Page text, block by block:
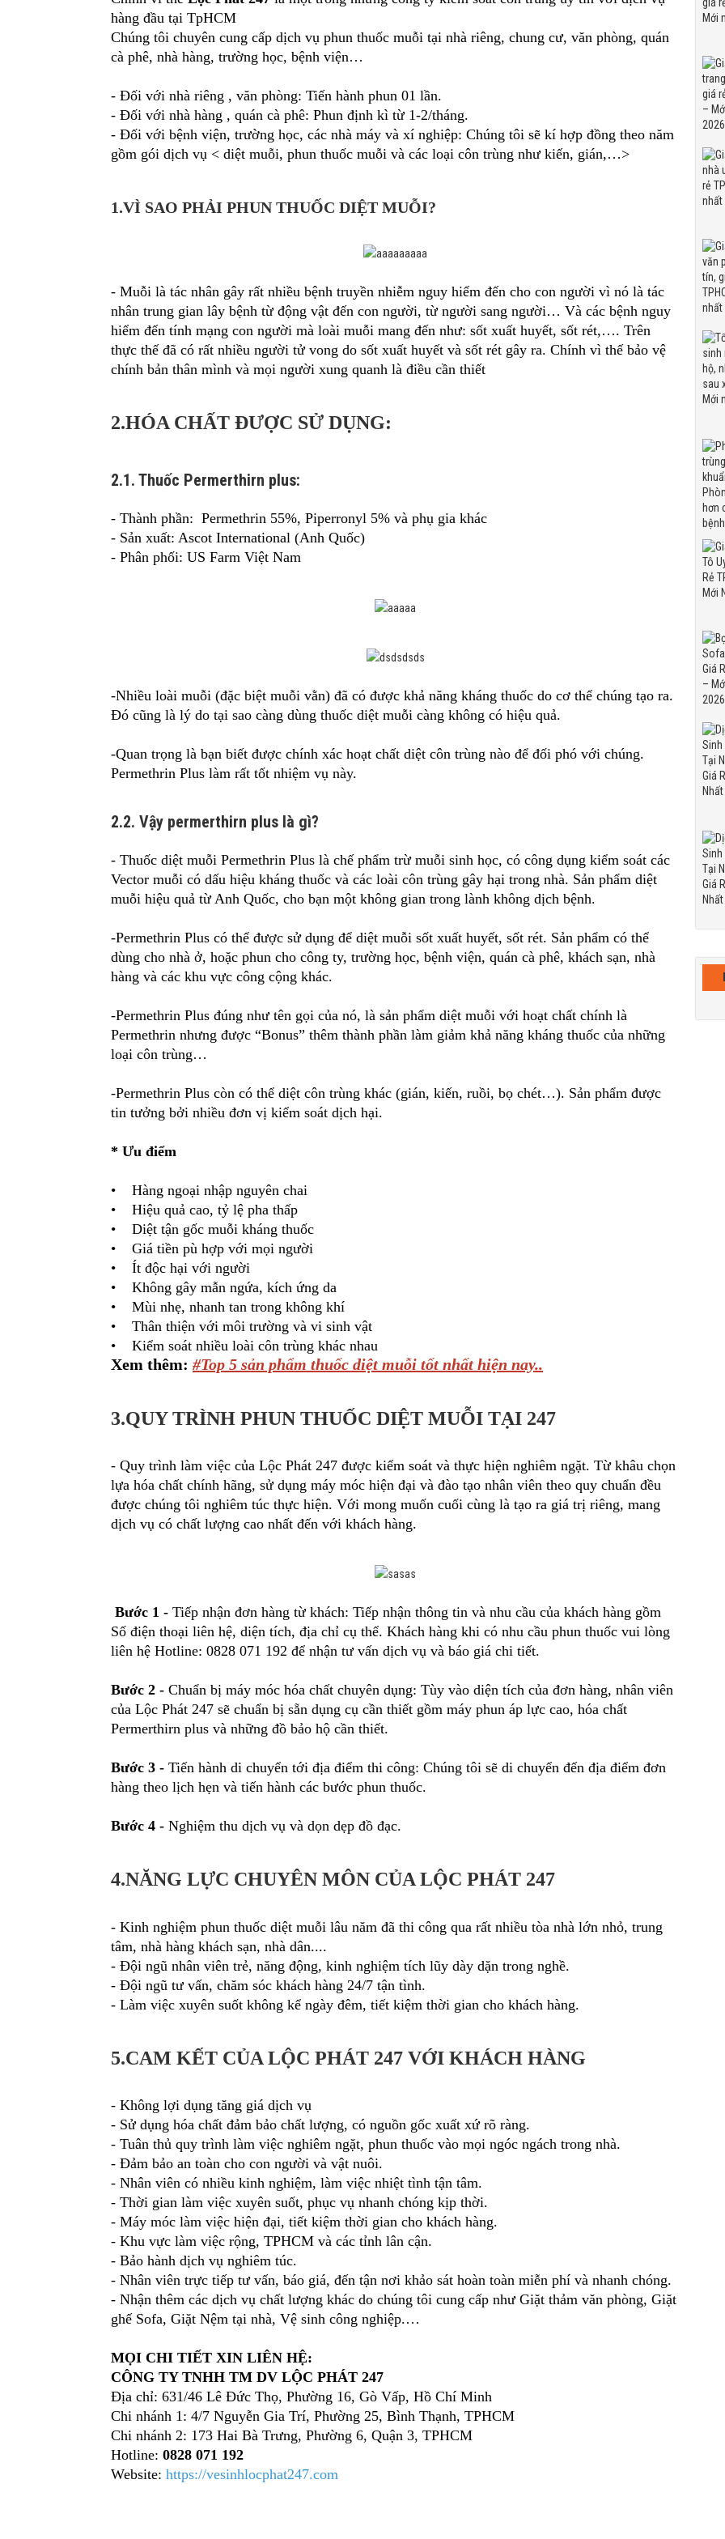
hàng đầu tại TpHCM
Chúng tôi chuyên cung cấp dịch vụ phun thuốc muỗi tại nhà riêng, chung cư, văn phòng, quán
cà phê, nhà hàng, trường học, bệnh viện…
- Đối với nhà riêng , văn phòng: Tiến hành phun 01 lần.
- Đối với nhà hàng , quán cà phê: Phun định kì từ 1-2/tháng.
- Đối với bệnh viện, trường học, các nhà máy và xí nghiệp: Chúng tôi sẽ kí hợp đồng theo năm
gồm gói dịch vụ < diệt muỗi, phun thuốc muỗi và các loại côn trùng như kiến, gián,…>
1.VÌ SAO PHẢI PHUN THUỐC DIỆT MUỖI?
- Muỗi là tác nhân gây rất nhiều bệnh truyền nhiễm nguy hiểm đến cho con người vì nó là tác
nhân trung gian lây bệnh từ động vật đến con người, từ người sang người… Và các bệnh nguy
hiểm đến tính mạng con người mà loài muỗi mang đến như: sốt xuất huyết, sốt rét,…. Trên
thực thế đã có rất nhiều người tử vong do sốt xuất huyết và sốt rét gây ra. Chính vì thế bảo vệ
chính bản thân mình và mọi người xung quanh là điều cần thiết
2.HÓA CHẤT ĐƯỢC SỬ DỤNG:
2.1. Thuốc Permerthirn plus:
- Thành phần: Permethrin 55%, Piperronyl 5% và phụ gia khác
- Sản xuất: Ascot International (Anh Quốc)
- Phân phối: US Farm Việt Nam
-Nhiều loài muỗi (đặc biệt muỗi vằn) đã có được khả năng kháng thuốc do cơ thể chúng tạo ra.
Đó cũng là lý do tại sao càng dùng thuốc diệt muỗi càng không có hiệu quả.
-Quan trọng là bạn biết được chính xác hoạt chất diệt côn trùng nào để đối phó với chúng.
Permethrin Plus làm rất tốt nhiệm vụ này.
2.2. Vậy permerthirn plus là gì?
- Thuốc diệt muỗi Permethrin Plus là chế phẩm trừ muỗi sinh học, có công dụng kiểm soát các
Vector muỗi có dấu hiệu kháng thuốc và các loài côn trùng gây hại trong nhà. Sản phẩm diệt
muỗi hiệu quả từ Anh Quốc, cho bạn một không gian trong lành không dịch bệnh.
-Permethrin Plus có thể được sử dụng để diệt muỗi sốt xuất huyết, sốt rét. Sản phẩm có thể
dùng cho nhà ở, hoặc phun cho công ty, trường học, bệnh viện, quán cà phê, khách sạn, nhà
hàng và các khu vực công cộng khác.
-Permethrin Plus đúng như tên gọi của nó, là sản phẩm diệt muỗi với hoạt chất chính là
Permethrin nhưng được “Bonus” thêm thành phần làm giảm khả năng kháng thuốc của những
loại côn trùng…
-Permethrin Plus còn có thể diệt côn trùng khác (gián, kiến, ruồi, bọ chét…). Sản phẩm được
tin tưởng bởi nhiều đơn vị kiểm soát dịch hại.
* Ưu điểm
• Hàng ngoại nhập nguyên chai
• Hiệu quả cao, tỷ lệ pha thấp
• Diệt tận gốc muỗi kháng thuốc
• Giá tiền pù hợp với mọi người
• Ít độc hại với người
• Không gây mẫn ngứa, kích ứng da
• Mùi nhẹ, nhanh tan trong không khí
• Thân thiện với môi trường và vi sinh vật
• Kiểm soát nhiều loài côn trùng khác nhau
Xem thêm: #Top 5 sản phẩm thuốc diệt muỗi tốt nhất hiện nay..
3.QUY TRÌNH PHUN THUỐC DIỆT MUỖI TẠI 247
- Quy trình làm việc của Lộc Phát 247 được kiểm soát và thực hiện nghiêm ngặt. Từ khâu chọn
lựa hóa chất chính hãng, sử dụng máy móc hiện đại và đào tạo nhân viên theo quy chuẩn đều
được chúng tôi nghiêm túc thực hiện. Với mong muốn cuối cùng là tạo ra giá trị riêng, mang
dịch vụ có chất lượng cao nhất đến với khách hàng.
Bước 1 - Tiếp nhận đơn hàng từ khách: Tiếp nhận thông tin và nhu cầu của khách hàng gồm
Số điện thoại liên hệ, diện tích, địa chỉ cụ thể. Khách hàng khi có nhu cầu phun thuốc vui lòng
liên hệ Hotline: 0828 071 192 để nhận tư vấn dịch vụ và báo giá chi tiết.
Bước 2 - Chuẩn bị máy móc hóa chất chuyên dụng: Tùy vào diện tích của đơn hàng, nhân viên
của Lộc Phát 247 sẽ chuẩn bị sẵn dụng cụ cần thiết gồm máy phun áp lực cao, hóa chất
Permerthirn plus và những đồ bảo hộ cần thiết.
Bước 3 - Tiến hành di chuyển tới địa điểm thi công: Chúng tôi sẽ di chuyển đến địa điểm đơn
hàng theo lịch hẹn và tiến hành các bước phun thuốc.
Bước 4 - Nghiệm thu dịch vụ và dọn dẹp đồ đạc.
4.NĂNG LỰC CHUYÊN MÔN CỦA LỘC PHÁT 247
- Kinh nghiệm phun thuốc diệt muỗi lâu năm đã thi công qua rất nhiều tòa nhà lớn nhỏ, trung
tâm, nhà hàng khách sạn, nhà dân....
- Đội ngũ nhân viên trẻ, năng động, kinh nghiệm tích lũy dày dặn trong nghề.
- Đội ngũ tư vấn, chăm sóc khách hàng 24/7 tận tình.
- Làm việc xuyên suốt không kể ngày đêm, tiết kiệm thời gian cho khách hàng.
5.CAM KẾT CỦA LỘC PHÁT 247 VỚI KHÁCH HÀNG
- Không lợi dụng tăng giá dịch vụ
- Sử dụng hóa chất đảm bảo chất lượng, có nguồn gốc xuất xứ rõ ràng.
- Tuân thủ quy trình làm việc nghiêm ngặt, phun thuốc vào mọi ngóc ngách trong nhà.
- Đảm bảo an toàn cho con người và vật nuôi.
- Nhân viên có nhiều kinh nghiệm, làm việc nhiệt tình tận tâm.
- Thời gian làm việc xuyên suốt, phục vụ nhanh chóng kịp thời.
- Máy móc làm việc hiện đại, tiết kiệm thời gian cho khách hàng.
- Khu vực làm việc rộng, TPHCM và các tỉnh lân cận.
- Bảo hành dịch vụ nghiêm túc.
- Nhân viên trực tiếp tư vấn, báo giá, đến tận nơi khảo sát hoàn toàn miễn phí và nhanh chóng.
- Nhận thêm các dịch vụ chất lượng khác do chúng tôi cung cấp như Giặt thảm văn phòng, Giặt
ghế Sofa, Giặt Nệm tại nhà, Vệ sinh công nghiệp.…
MỌI CHI TIẾT XIN LIÊN HỆ:
CÔNG TY TNHH TM DV LỘC PHÁT 247
Địa chỉ: 631/46 Lê Đức Thọ, Phường 16, Gò Vấp, Hồ Chí Minh
Chi nhánh 1: 4/7 Nguyễn Gia Trí, Phường 25, Bình Thạnh, TPHCM
Chi nhánh 2: 173 Hai Bà Trưng, Phường 6, Quận 3, TPHCM
Hotline: 0828 071 192
Website: https://vesinhlocphat247.com